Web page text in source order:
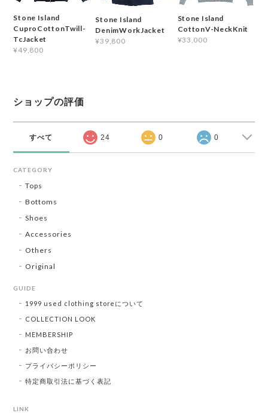
Stone Island
CuproCottonTwill-
TcJacket
¥49,800
Stone Island
DenimWorkJacket
¥39,800
Stone Island
CottonV-NeckKnit
¥33,000
ショップの評価
すべて 24 0 0
CATEGORY
Tops
Bottoms
Shoes
Accessories
Others
Original
GUIDE
1999 used clothing storeについて
COLLECTION LOOK
MEMBERSHIP
お問い合わせ
プライバシーポリシー
特定商取引法に基づく表記
LINK